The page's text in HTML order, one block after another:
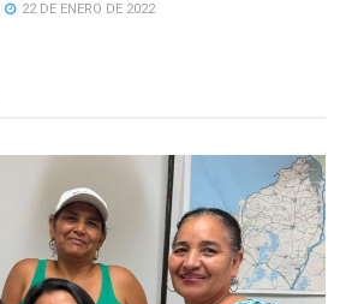
22 DE ENERO DE 2022